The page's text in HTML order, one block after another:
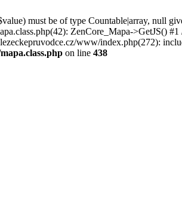
must be of type Countable|array, null
ZenCore_Mapa->GetJS()
www/index.php(272):
on line 438